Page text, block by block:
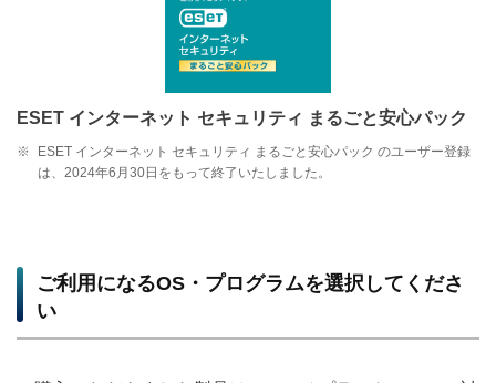
ESET インターネット セキュリティ まるごと安心パック
※
ESET インターネット セキュリティ まるごと安心パック のユーザー登録
は、2024年6月30日をもって終了いたしました。
ご利用になるOS・プログラムを選択してくださ
い